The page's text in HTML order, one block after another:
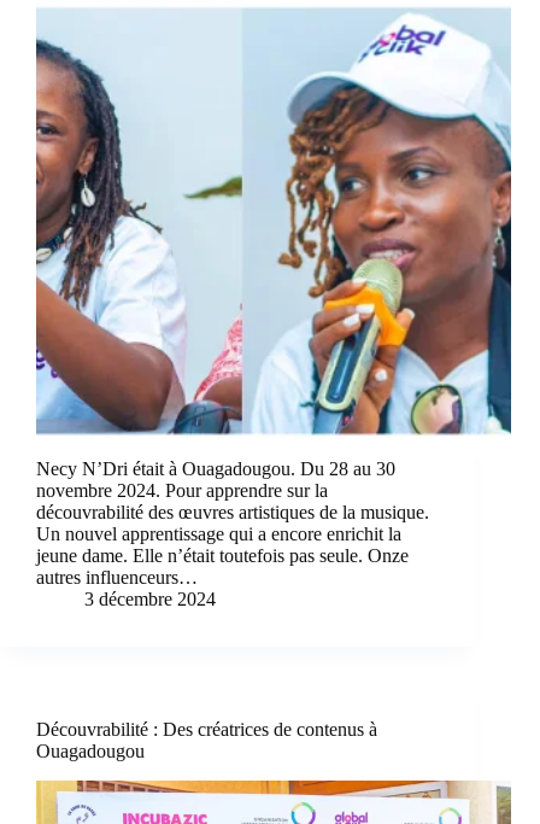
Necy N’Dri était à Ouagadougou. Du 28 au 30
novembre 2024. Pour apprendre sur la
découvrabilité des œuvres artistiques de la musique.
Un nouvel apprentissage qui a encore enrichit la
jeune dame. Elle n’était toutefois pas seule. Onze
autres influenceurs…
3 décembre 2024
Découvrabilité : Des créatrices de contenus à
Ouagadougou